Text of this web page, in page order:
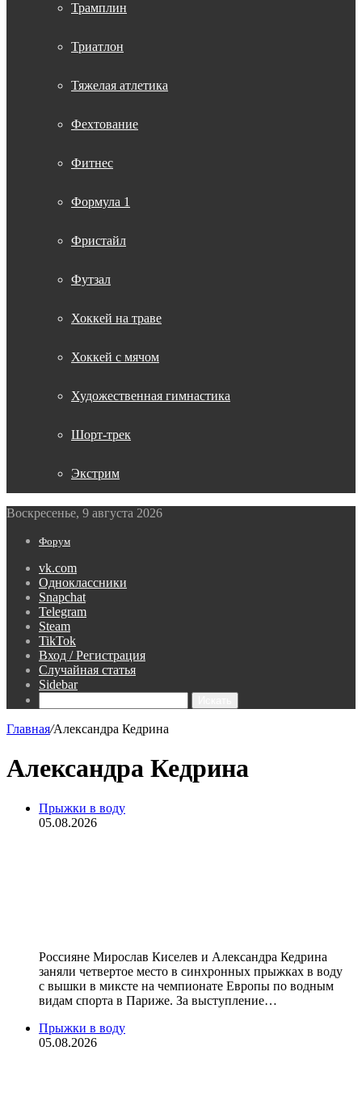
Трамплин
Триатлон
Тяжелая атлетика
Фехтование
Фитнес
Формула 1
Фристайл
Футзал
Хоккей на траве
Хоккей с мячом
Художественная гимнастика
Шорт-трек
Экстрим
Воскресенье, 9 августа 2026
Форум
vk.com
Одноклассники
Snapchat
Telegram
Steam
TikTok
Вход / Регистрация
Случайная статья
Sidebar
Главная/Александра Кедрина
Александра Кедрина
Прыжки в воду
05.08.2026
Россияне Мирослав Киселев и Александра Кедрина
заняли четвертое место в синхронных прыжках в воду
с вышки в миксте на чемпионате Европы по водным
видам спорта в Париже. За выступление…
Прыжки в воду
05.08.2026